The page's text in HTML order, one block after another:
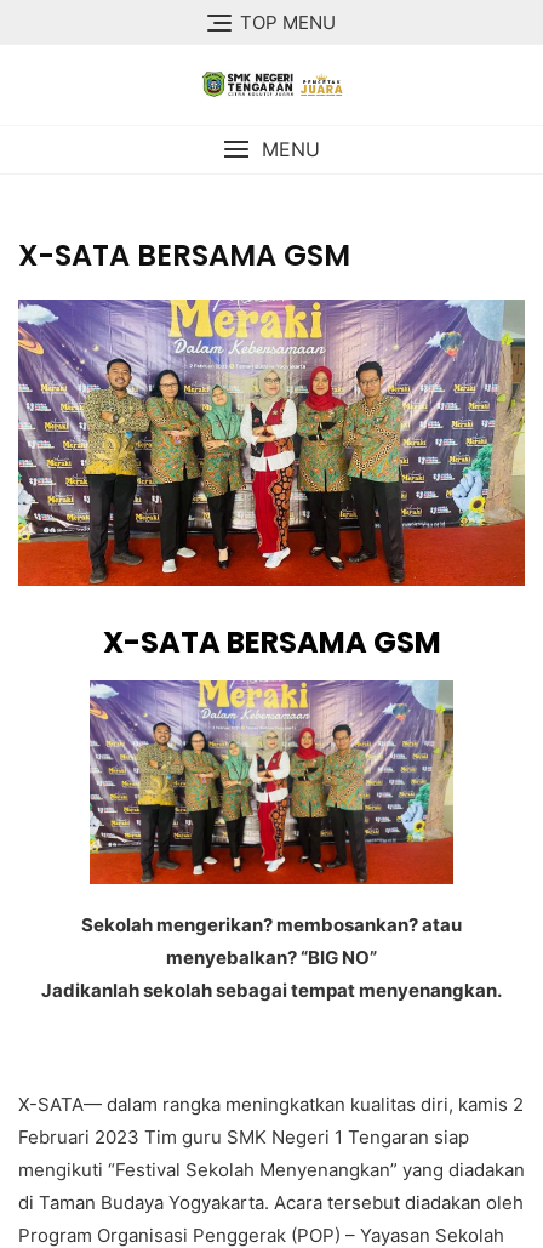
TOP MENU
MENU
X-SATA BERSAMA GSM
X-SATA BERSAMA GSM
Sekolah mengerikan? membosankan? atau
menyebalkan? “BIG NO”
Jadikanlah sekolah sebagai tempat menyenangkan.
X-SATA— dalam rangka meningkatkan kualitas diri, kamis 2
Februari 2023 Tim guru SMK Negeri 1 Tengaran siap
mengikuti “Festival Sekolah Menyenangkan” yang diadakan
di Taman Budaya Yogyakarta. Acara tersebut diadakan oleh
Program Organisasi Penggerak (POP) – Yayasan Sekolah